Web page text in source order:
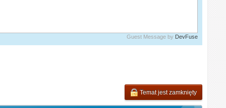
Guest Message by DevFuse
Temat jest zamknięty